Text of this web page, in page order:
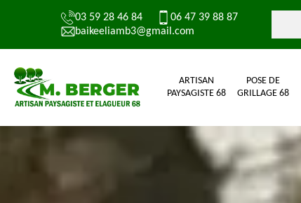
03 59 28 46 84
06 47 39 88 87
baikeeliamb3@gmail.com
ARTISAN
PAYSAGISTE 68
POSE DE
GRILLAGE 68